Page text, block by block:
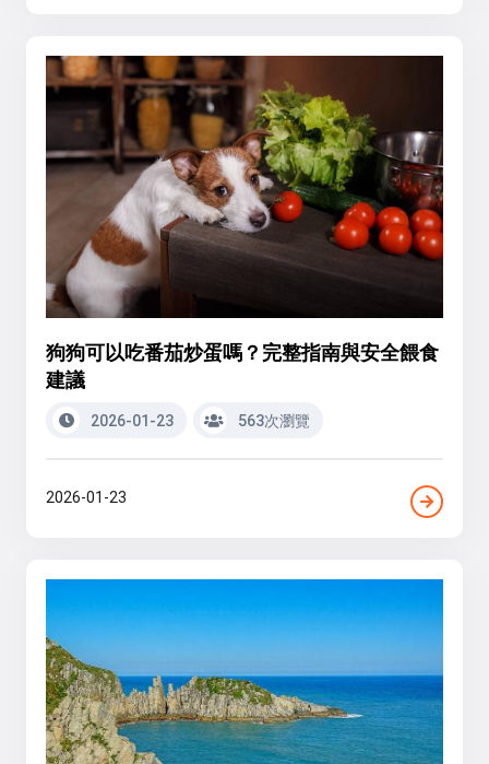
狗狗可以吃番茄炒蛋嗎？完整指南與安全餵食
建議
2026-01-23 563次瀏覽
2026-01-23